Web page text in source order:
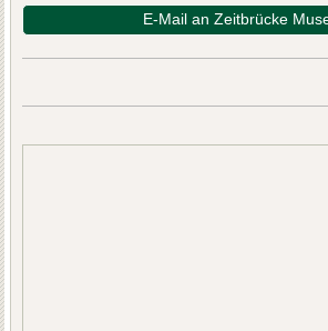
E-Mail an Zeitbrücke